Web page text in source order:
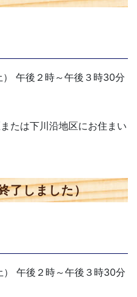
午後２時～午後３時30分
たは下川沿地区にお住まい
了しました）
午後２時～午後３時30分